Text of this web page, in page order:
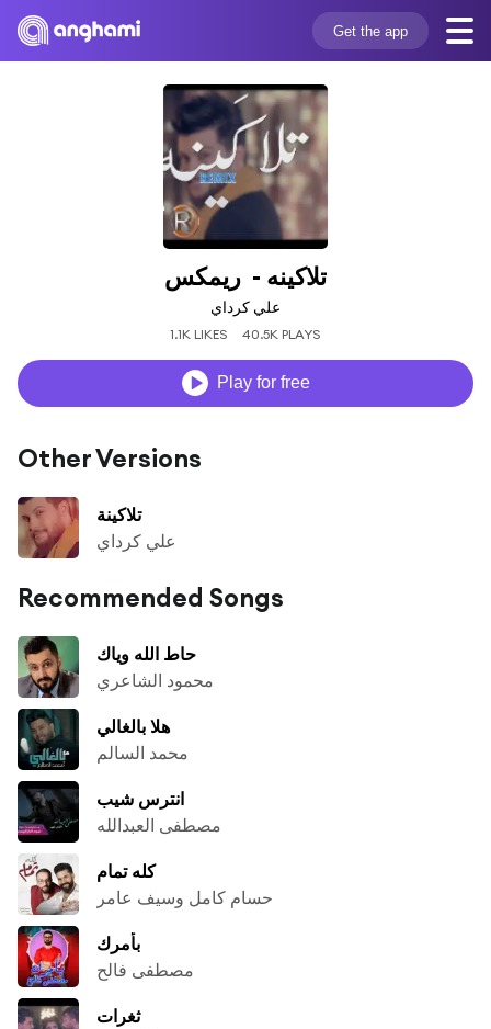
Get the app
تلاكينه -  ريمكس
علي كرداي
1.1K LIKES 40.5K PLAYS
Play for free
Other Versions
تلاكينة
علي كرداي
Recommended Songs
حاط الله وياك
محمود الشاعري
هلا بالغالي
محمد السالم
انترس شيب
مصطفى العبدالله
كله تمام
حسام كامل وسيف عامر
بأمرك
مصطفى فالح
ثغرات